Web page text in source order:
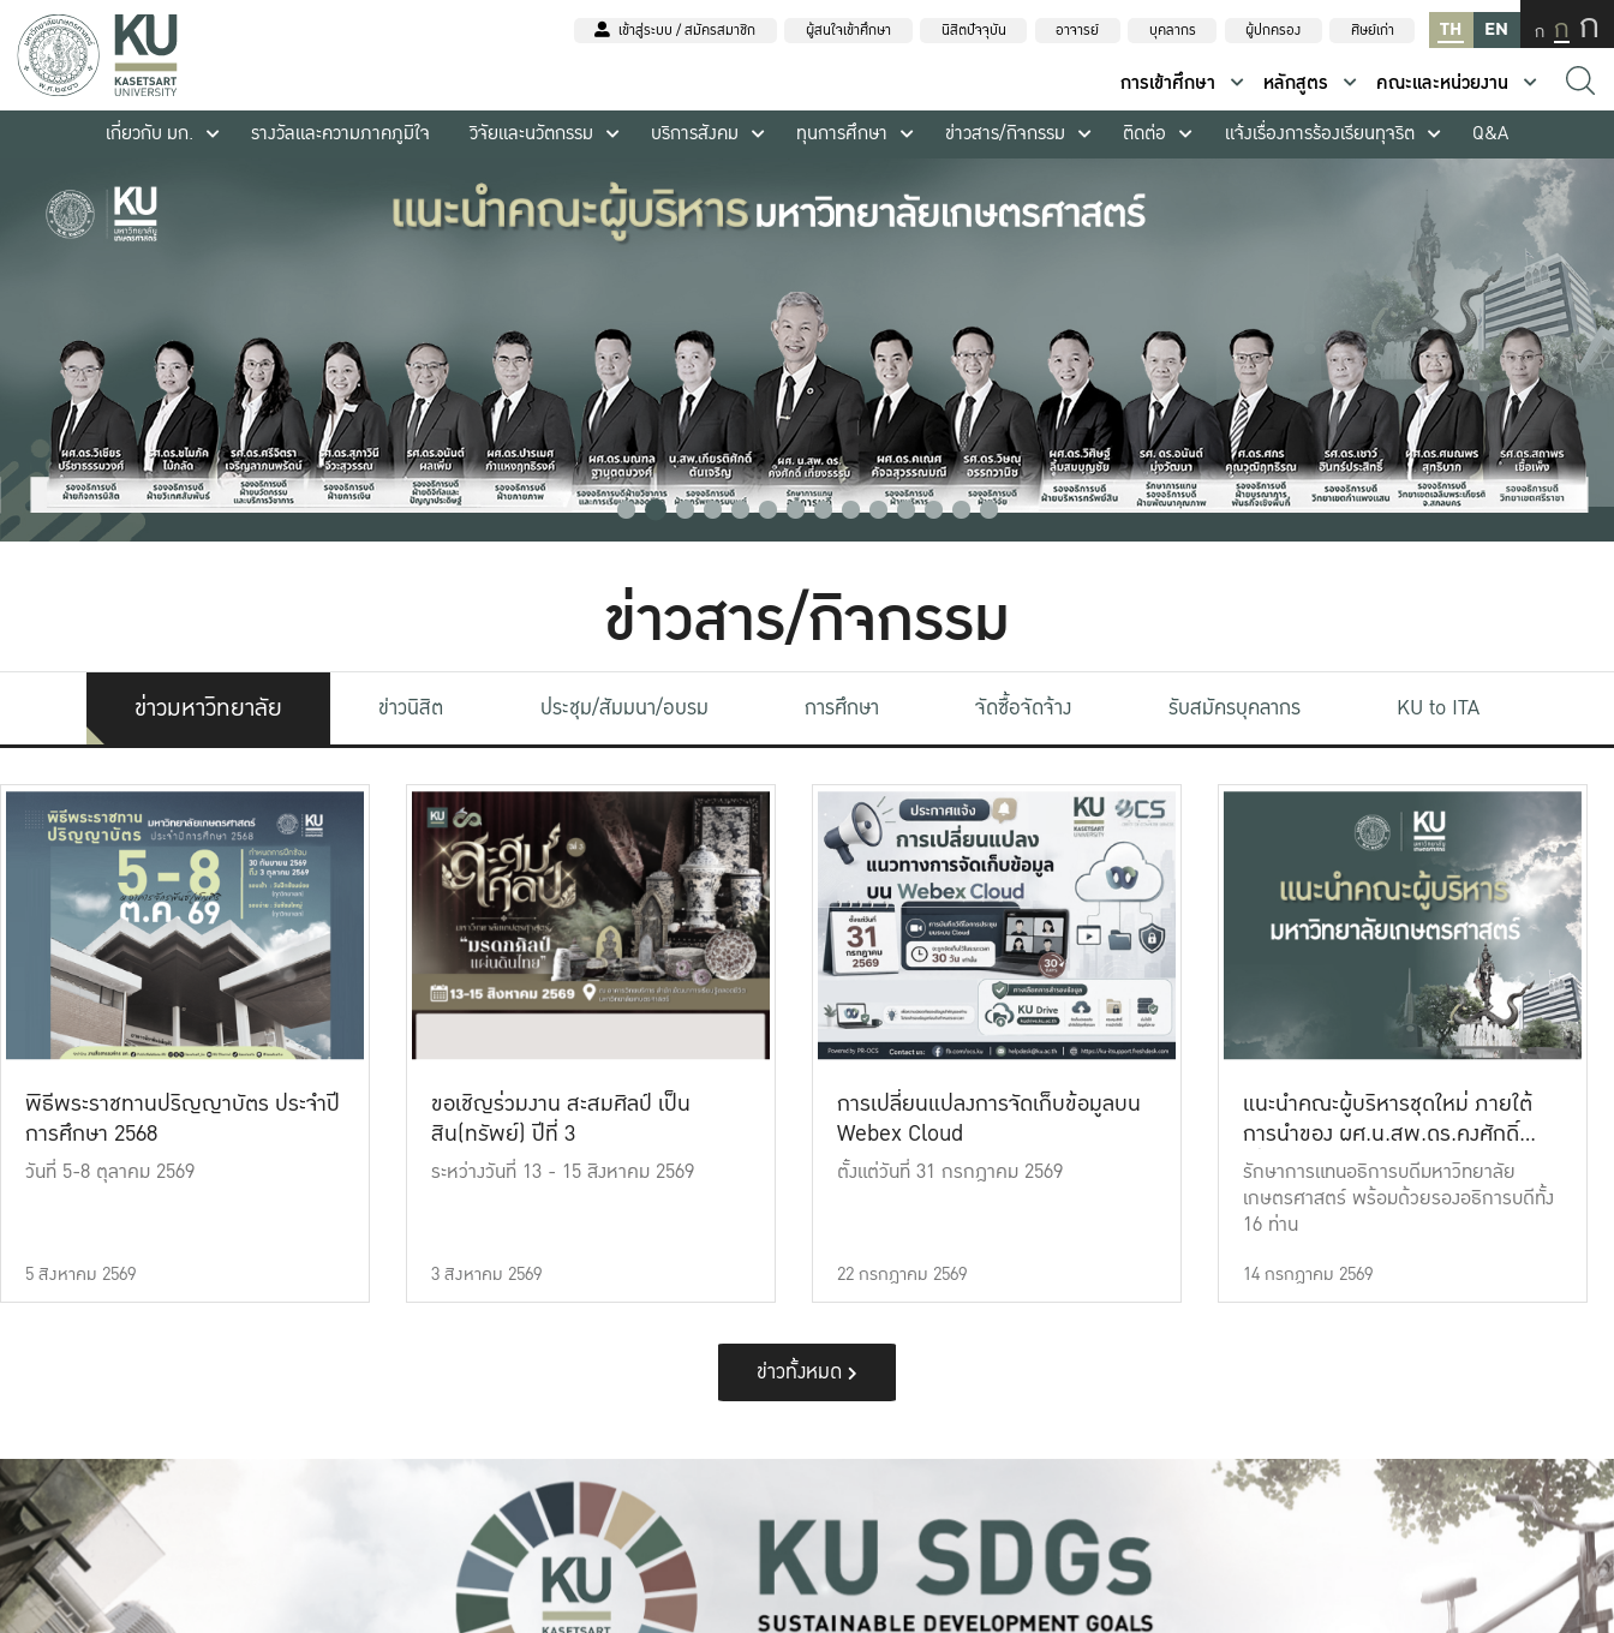
เข้าสู่ระบบ / สมัครสมาชิก ผู้สนใจเข้าศึกษา นิสิตปัจจุบัน อาจารย์ บุคลากร ผู้ปกครอง ศิษย์เก่า TH EN ก ก ก
การเข้าศึกษา หลักสูตร
คณะและหน่วยงาน
เกี่ยวกับ มก.
รางวัลและความภาคภูมิใจ วิจัยและนวัตกรรม บริการสังคม ทุนการศึกษา ข่าวสาร/กิจกรรม ติดต่อ แจ้งเรื่องการร้องเรียนทุจริต Q&A
ข่าวสาร/กิจกรรม
ข่าวมหาวิทยาลัย ข่าวนิสิต ประชุม/สัมมนา/อบรม การศึกษา จัดซื้อจัดจ้าง รับสมัครบุคลากร KU to ITA
พิธีพระราชทานปริญญาบัตร ประจำปี
การศึกษา 2568
วันที่ 5-8 ตุลาคม 2569
5 สิงหาคม 2569
ขอเชิญร่วมงาน สะสมศิลป์ เป็น
สิน(ทรัพย์) ปีที่ 3
ระหว่างวันที่ 13 - 15 สิงหาคม 2569
3 สิงหาคม 2569
การเปลี่ยนแปลงการจัดเก็บข้อมูลบน
Webex Cloud
ตั้งแต่วันที่ 31 กรกฎาคม 2569
22 กรกฎาคม 2569
แนะนำคณะผู้บริหารชุดใหม่ ภายใต้
การนำของ ผศ.น.สพ.ดร.คงศักดิ์
เที่ยงธรรม
รักษาการแทนอธิการบดีมหาวิทยาลัย
เกษตรศาสตร์ พร้อมด้วยรองอธิการบดีทั้ง
16 ท่าน
14 กรกฎาคม 2569
ข่าวทั้งหมด